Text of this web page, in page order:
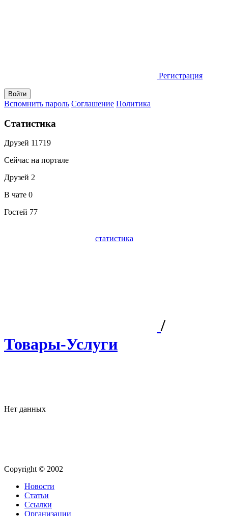
Регистрация
Вспомнить пароль Соглашение Политика
Статистика
Друзей 11719
Сейчас на портале
Друзей 2
В чате 0
Гостей 77
статистика
/
Товары-Услуги
Нет данных
Copyright © 2002
Новости
Статьи
Ссылки
Организации